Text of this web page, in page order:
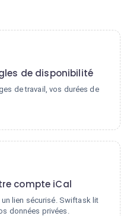
de disponibilité
de travail, vos durées de
compte iCal
lien sécurisé. Swiftask lit
données privées.